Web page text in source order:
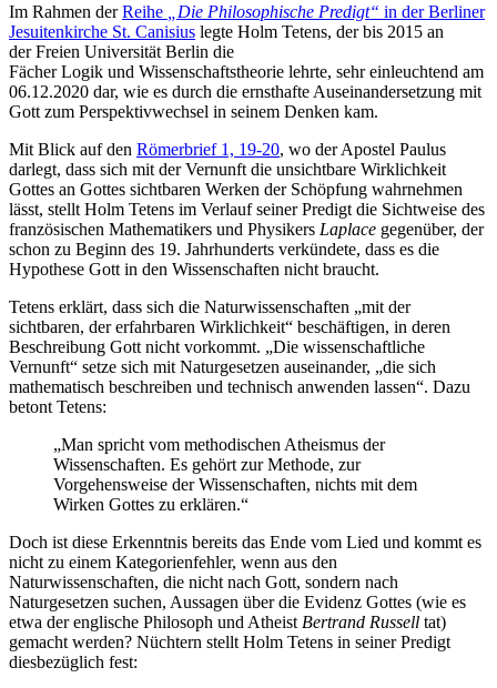
Im Rahmen derReihe „Die Philosophische Predigt“ in der Berliner
Jesuitenkirche St. Canisius legte Holm Tetens, der bis 2015 an
der Freien Universität Berlin die
Fächer Logik und Wissenschaftstheorie lehrte, sehr einleuchtend am
06.12.2020 dar, wie es durch die ernsthafte Auseinandersetzung mit
Gott zum Perspektivwechsel in seinem Denken kam.
Mit Blick auf den Römerbrief 1, 19-20, wo der Apostel Paulus
darlegt, dass sich mit der Vernunft die unsichtbare Wirklichkeit
Gottes an Gottes sichtbaren Werken der Schöpfung wahrnehmen
lässt, stellt Holm Tetens im Verlauf seiner Predigt die Sichtweise des
französischen Mathematikers und Physikers Laplace gegenüber, der
schon zu Beginn des 19. Jahrhunderts verkündete, dass es die
Hypothese Gott in den Wissenschaften nicht braucht.
Tetens erklärt, dass sich die Naturwissenschaften „mit der
sichtbaren, der erfahrbaren Wirklichkeit“ beschäftigen, in deren
Beschreibung Gott nicht vorkommt. „Die wissenschaftliche
Vernunft“ setze sich mit Naturgesetzen auseinander, „die sich
mathematisch beschreiben und technisch anwenden lassen“. Dazu
betont Tetens:
„Man spricht vom methodischen Atheismus der
Wissenschaften. Es gehört zur Methode, zur
Vorgehensweise der Wissenschaften, nichts mit dem
Wirken Gottes zu erklären.“
Doch ist diese Erkenntnis bereits das Ende vom Lied und kommt es
nicht zu einem Kategorienfehler, wenn aus den
Naturwissenschaften, die nicht nach Gott, sondern nach
Naturgesetzen suchen, Aussagen über die Evidenz Gottes (wie es
etwa der englische Philosoph und Atheist Bertrand Russell tat)
gemacht werden? Nüchtern stellt Holm Tetens in seiner Predigt
diesbezüglich fest: